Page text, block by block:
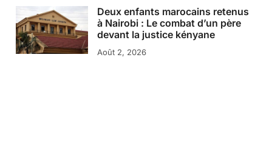
Deux enfants marocains retenus
à Nairobi : Le combat d’un père
devant la justice kényane
Août 2, 2026